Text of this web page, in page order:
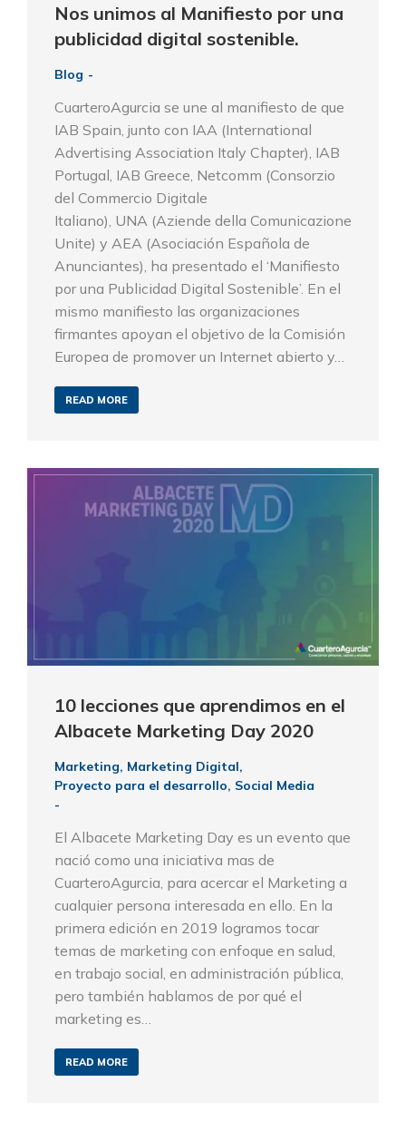
Nos unimos al Manifiesto por una
publicidad digital sostenible.
Blog
CuarteroAgurcia se une al manifiesto de que
IAB Spain, junto con IAA (International
Advertising Association Italy Chapter), IAB
Portugal, IAB Greece, Netcomm (Consorzio
del Commercio Digitale
Italiano), UNA (Aziende della Comunicazione
Unite) y AEA (Asociación Española de
Anunciantes), ha presentado el ‘Manifiesto
por una Publicidad Digital Sostenible’. En el
mismo manifiesto las organizaciones
firmantes apoyan el objetivo de la Comisión
Europea de promover un Internet abierto y…
READ MORE
10 lecciones que aprendimos en el
Albacete Marketing Day 2020
Marketing, Marketing Digital,
Proyecto para el desarrollo, Social Media
El Albacete Marketing Day es un evento que
nació como una iniciativa mas de
CuarteroAgurcia, para acercar el Marketing a
cualquier persona interesada en ello. En la
primera edición en 2019 logramos tocar
temas de marketing con enfoque en salud,
en trabajo social, en administración pública,
pero también hablamos de por qué el
marketing es…
READ MORE